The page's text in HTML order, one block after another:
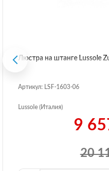
Люстра на штанге Lussole
Артикул: LSF-1603-06
Lussole (Италия)
20
9